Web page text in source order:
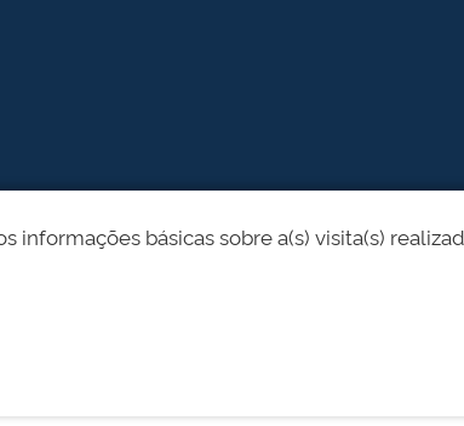
básicas sobre a(s) visita(s)